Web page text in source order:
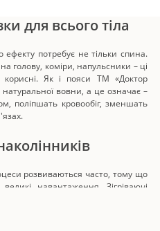
для всього тіла
ефекту потребує не тільки спина.
голову, коміри, напульсники – ці
Як і пояси ТМ «Доктор
вовни, а це означає –
поліпшать кровообіг, зменшать
розвиваються часто, тому що
навантаження. Зігріваючі
У нас в магазині ви можете